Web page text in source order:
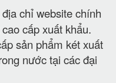
địa chỉ website chính
cấp xuất khẩu.
sản phẩm két xuất
nước tại các đại